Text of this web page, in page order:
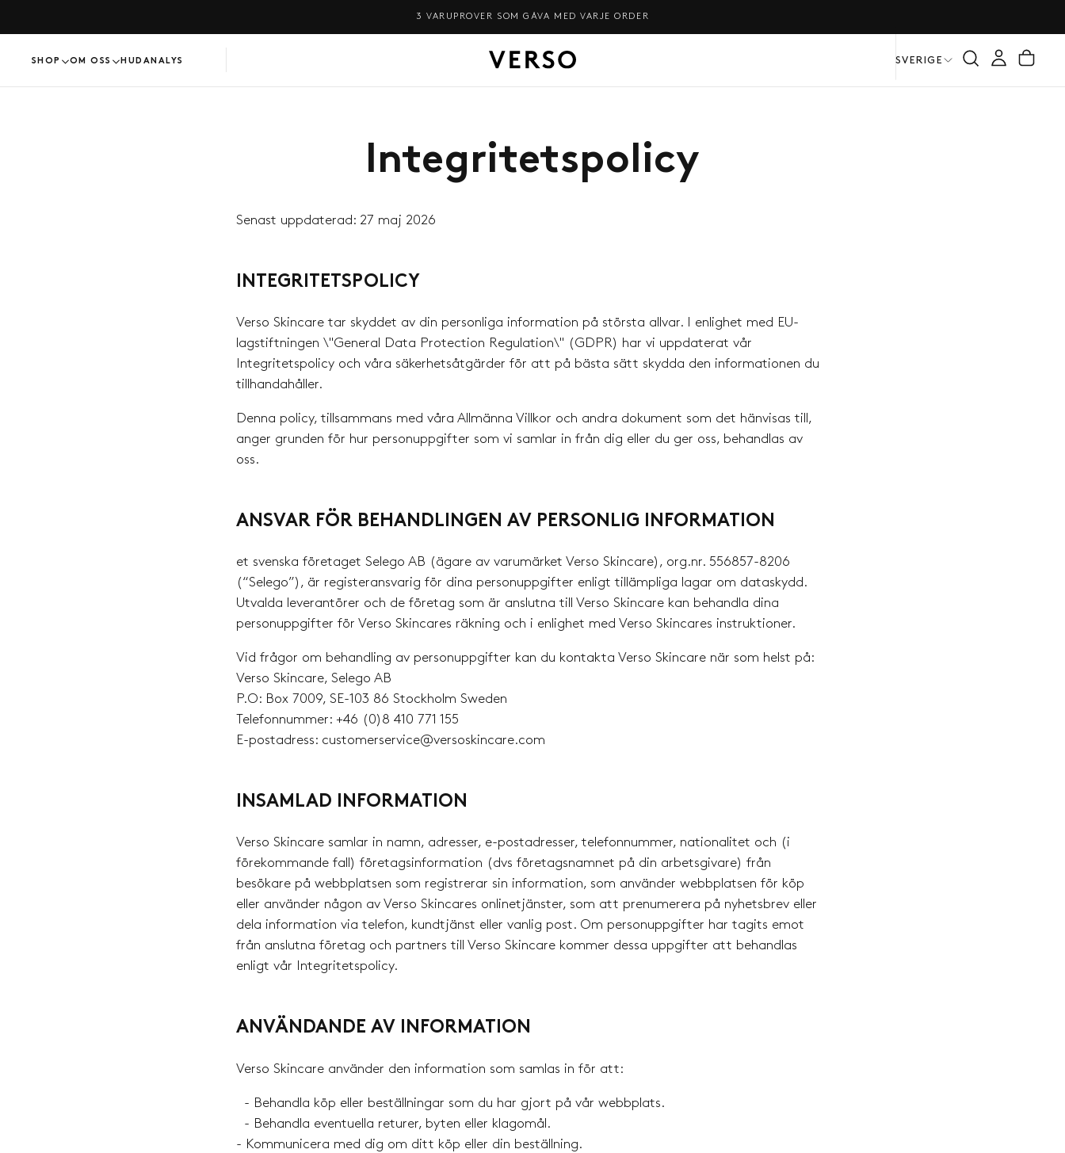
INNEHÅLL
FRI FRAKT ÖVER 900 KR
SHOP OM OSS HUDANALYS SVERIGE
Integritetspolicy
Senast uppdaterad: 27 maj 2026
INTEGRITETSPOLICY
Verso Skincare tar skyddet av din personliga information på största allvar. I enlighet med EU-
lagstiftningen \"General Data Protection Regulation\" (GDPR) har vi uppdaterat vår
Integritetspolicy och våra säkerhetsåtgärder för att på bästa sätt skydda den informationen du
tillhandahåller.
Denna policy, tillsammans med våra Allmänna Villkor och andra dokument som det hänvisas till,
anger grunden för hur personuppgifter som vi samlar in från dig eller du ger oss, behandlas av
oss.
ANSVAR FÖR BEHANDLINGEN AV PERSONLIG INFORMATION
et svenska företaget Selego AB (ägare av varumärket Verso Skincare), org.nr. 556857-8206
(“Selego”), är registeransvarig för dina personuppgifter enligt tillämpliga lagar om dataskydd.
Utvalda leverantörer och de företag som är anslutna till Verso Skincare kan behandla dina
personuppgifter för Verso Skincares räkning och i enlighet med Verso Skincares instruktioner.
Vid frågor om behandling av personuppgifter kan du kontakta Verso Skincare när som helst på:
Verso Skincare, Selego AB
P.O: Box 7009, SE-103 86 Stockholm Sweden
Telefonnummer: +46 (0)8 410 771 155
E-postadress: customerservice@versoskincare.com
INSAMLAD INFORMATION
Verso Skincare samlar in namn, adresser, e-postadresser, telefonnummer, nationalitet och (i
förekommande fall) företagsinformation (dvs företagsnamnet på din arbetsgivare) från
besökare på webbplatsen som registrerar sin information, som använder webbplatsen för köp
eller använder någon av Verso Skincares onlinetjänster, som att prenumerera på nyhetsbrev eller
dela information via telefon, kundtjänst eller vanlig post. Om personuppgifter har tagits emot
från anslutna företag och partners till Verso Skincare kommer dessa uppgifter att behandlas
enligt vår Integritetspolicy.
ANVÄNDANDE AV INFORMATION
Verso Skincare använder den information som samlas in för att:
- Behandla köp eller beställningar som du har gjort på vår webbplats.
- Behandla eventuella returer, byten eller klagomål.
- Kommunicera med dig om ditt köp eller din beställning.